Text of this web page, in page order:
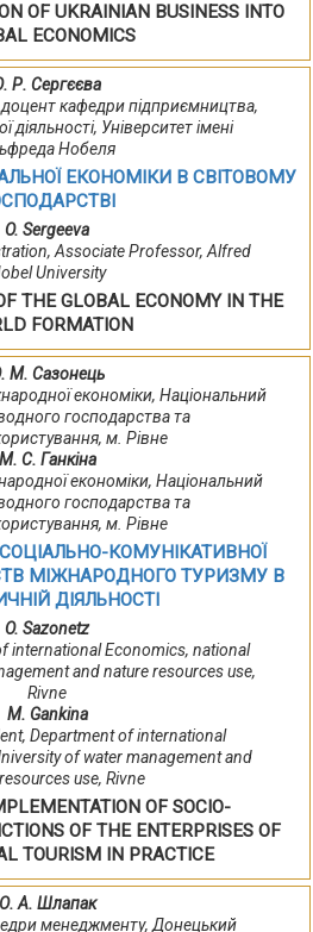
OF UKRAINIAN BUSINESS INTO
ECONOMICS
Р. Сергєєва
кафедри підприємництва,
діяльності, Університет імені
Нобеля
ЕКОНОМІКИ В СВІТОВОМУ
O. Sergeeva
Associate Professor, Alfred
University
THE GLOBAL ECONOMY IN THE
FORMATION
М. Сазонець
економіки, Національний
господарства та
м. Рівне
М. С. Ганкіна
економіки, Національний
господарства та
м. Рівне
КОМУНІКАТИВНОЇ
МІЖНАРОДНОГО ТУРИЗМУ В
ДІЯЛЬНОСТІ
O. Sazonetz
international Economics, national
and nature resources use,
Rivne
M. Gankina
Department of international
of water management and
use, Rivne
OF SOCIO-
OF THE ENTERPRISES OF
TOURISM IN PRACTICE
О. А. Шлапак
менеджменту, Донецький